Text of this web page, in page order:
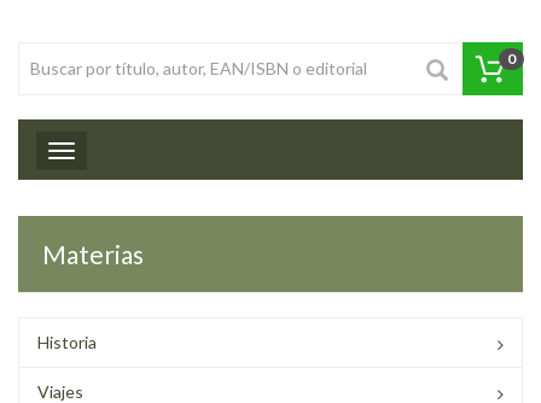
0
Toggle navigation
Materias
Historia
Viajes